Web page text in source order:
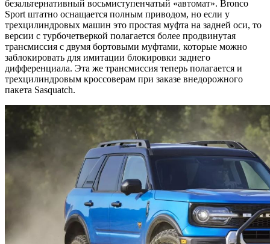
безальтернативный восьмиступенчатый «автомат». Bronco
Sport штатно оснащается полным приводом, но если у
трехцилиндровых машин это простая муфта на задней оси, то
версии с турбочетверкой полагается более продвинутая
трансмиссия с двумя бортовыми муфтами, которые можно
заблокировать для имитации блокировки заднего
дифференциала. Эта же трансмиссия теперь полагается и
трехцилиндровым кроссоверам при заказе внедорожного
пакета Sasquatch.